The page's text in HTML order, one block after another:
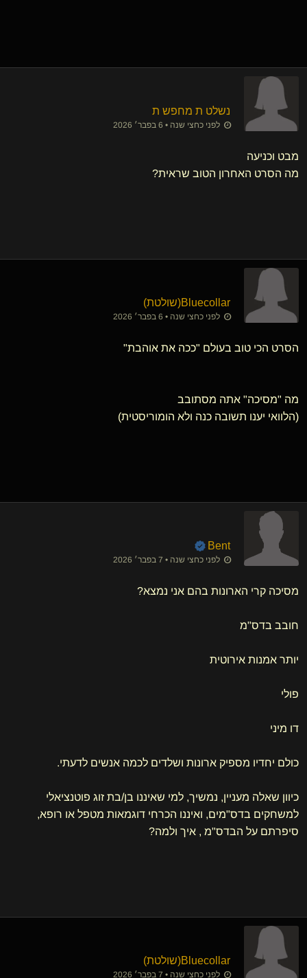
נשלט ת מחפש ת
לפני כחצי שנה • 6 בפבר׳ 2026
מבט וכניעה
מה הסרט האחרון הטוב שראית?
Bluecollar​(שולטת)
לפני כחצי שנה • 6 בפבר׳ 2026
הסרט הכי טוב בעולם "ככה את אוהבת"
מה "מסיכה" אתה מסתובב
(הלוואי יענו תשובה כנה ולא הומוריסטית)
Bent
לפני כחצי שנה • 7 בפבר׳ 2026
מסיכה קרי הארונות בהם אני נמצא?
חובב בדס"מ
יותר אמנות אירוטית
פולי
דו מיני
כולם יחדיו מספיק ארונות ושלדים לכמה אנשים לדעתי.
כיוון שאלה מעניין, נמשיך, למי שאיננו בן/בת זוג פוטנציאלי
למשחקים בדס"מים, ואיננו הכרחי דוגמאות מטפל או רופא,
סיפרתם על הבדס"מ , איך ולמה?
Bluecollar​(שולטת)
לפני כחצי שנה • 7 בפבר׳ 2026